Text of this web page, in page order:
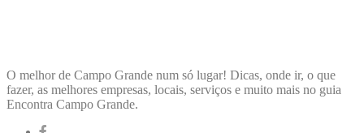
O melhor de Campo Grande num só lugar! Dicas, onde ir, o que
fazer, as melhores empresas, locais, serviços e muito mais no guia
Encontra Campo Grande.